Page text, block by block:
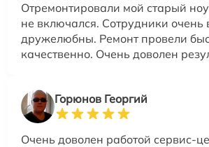
Отремонтировали мой старый
не включался. Сотрудники очень
дружелюбны. Ремонт провели
качественно. Очень доволен
Горюнов Георгий
Очень доволен работой сервис-